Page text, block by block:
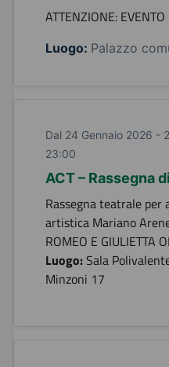
ATTENZIONE:
Luogo: Palazzo
Dal 24 Gennaio 2026 -
23:00
ACT – Rassegna
Rassegna teatrale
artistica Mariano
ROMEO E GIULIETTA
Luogo:Sala
Minzoni 17